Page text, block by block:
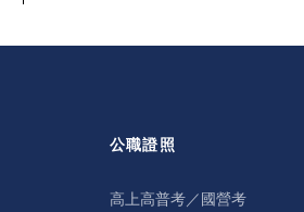
公職證照
高上高普考／國營考